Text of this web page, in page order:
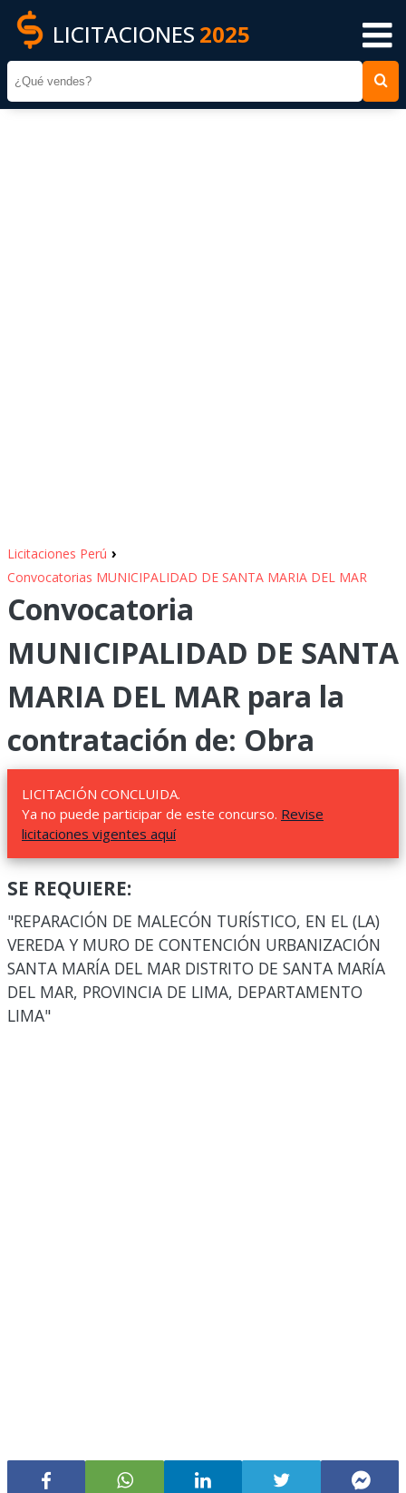
LICITACIONES 2025
Licitaciones Perú ›
Convocatorias MUNICIPALIDAD DE SANTA MARIA DEL MAR
Convocatoria
MUNICIPALIDAD DE SANTA
MARIA DEL MAR para la
contratación de: Obra
LICITACIÓN CONCLUIDA.
Ya no puede participar de este concurso. Revise
licitaciones vigentes aquí
SE REQUIERE:
"REPARACIÓN DE MALECÓN TURÍSTICO, EN EL (LA)
VEREDA Y MURO DE CONTENCIÓN URBANIZACIÓN
SANTA MARÍA DEL MAR DISTRITO DE SANTA MARÍA
DEL MAR, PROVINCIA DE LIMA, DEPARTAMENTO
LIMA"